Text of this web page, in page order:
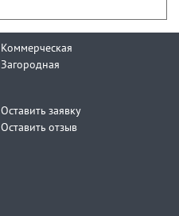
Коммерческая
Загородная
Оставить заявку
Оставить отзыв